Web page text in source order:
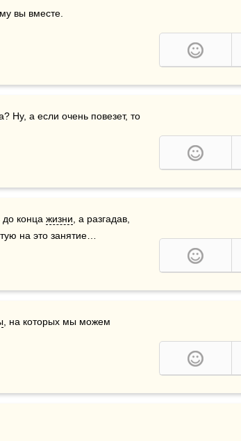
вы вместе.
Ну, а если очень повезет, то
до конца жизни , а разгадав,
на это занятие…
, на которых мы можем